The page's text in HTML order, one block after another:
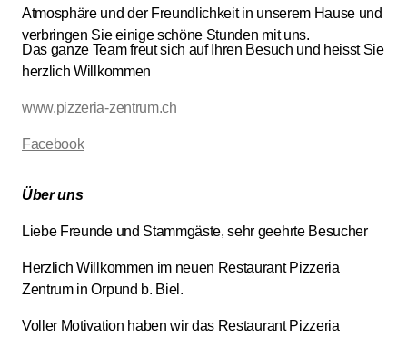
Atmosphäre und der Freundlichkeit in unserem Hause und
verbringen Sie einige schöne Stunden mit uns.
Das ganze Team freut sich auf Ihren Besuch und heisst Sie
herzlich Willkommen
www.pizzeria-zentrum.ch
Facebook
Über uns
Liebe Freunde und Stammgäste, sehr geehrte Besucher
Herzlich Willkommen im neuen Restaurant Pizzeria
Zentrum in Orpund b. Biel.
Voller Motivation haben wir das Restaurant Pizzeria